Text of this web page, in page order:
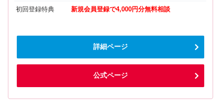
初回登録特典
新規会員登録で4,000円分無料相談
詳細ページ
公式ページ